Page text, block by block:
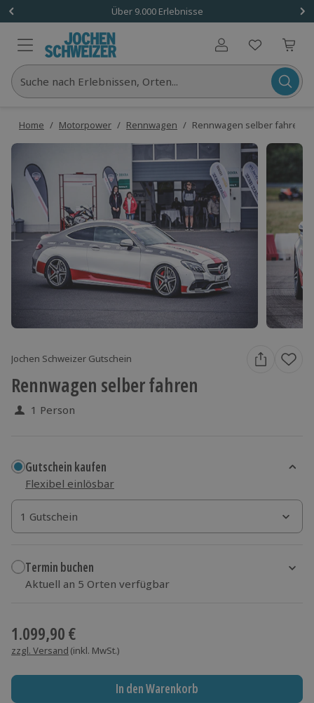
Über 9.000 Erlebnisse
Benutzerkonto
Suche nach Erlebnissen, Orten...
Home / Motorpower / Rennwagen / Rennwagen selber fahren
Jochen Schweizer Gutschein
Rennwagen selber fahren
1 Person
Gutschein kaufen
Flexibel einlösbar
1 Gutschein
1 Gutschein
1 Gutschein
Termin buchen
Aktuell an 5 Orten verfügbar
1.099,90 €
zzgl. Versand (inkl. MwSt.)
In den Warenkorb